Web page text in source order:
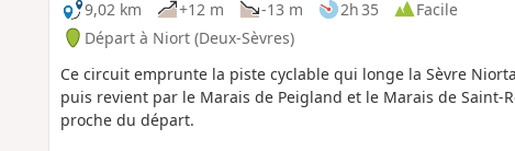
9,02 km
+12 m -13 m 2h 35
Facile
Départ à Niort (Deux-Sèvres)
Ce circuit emprunte la piste cyclable qui longe la Sèvre
puis revient par le Marais de Peigland et le Marais de Saint-
proche du départ.